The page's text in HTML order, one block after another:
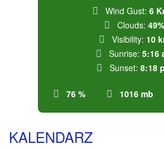
76 % 1016 mb
Wind Gust: 6
Clouds: 49%
Visibility: 10
Sunrise: 5:16
Sunset: 8:18
KALENDARZ